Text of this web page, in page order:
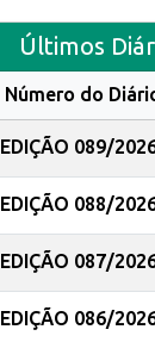
Últimos
Número do
EDIÇÃO 089/
EDIÇÃO 088/
EDIÇÃO 087/
EDIÇÃO 086/